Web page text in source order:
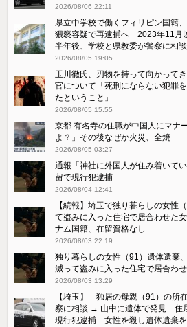
2026/08/06 22:11
県立中学校で働くフィリピン国籍
猥褻容疑で再逮捕へ 2023年11月
半年後、学校と県教委が警察に相談
2026/08/05 19:05
玉川徹氏、刃物を持って向かって
官について「死刑にならない犯罪
たということ」
2026/08/05 15:55
京都 有名寺の住職が中国人にマナ
よ？」その後なぜか火災、全焼
2026/08/05 03:27
通報「神社に外国人が住み着いて
留で現行犯逮捕
2026/08/04 12:41
【続報】埼玉で独り暮らしの女性
て盗みに入った住宅で居合わせた
ナム国籍、在留資格なし
2026/08/03 22:19
独り暮らしの女性（91）遺体遺棄
減って盗みに入った住宅で居合わ
2026/08/03 13:29
【埼玉】「独居の母親（91）の所
察に相談 → 山中に遺体で発見 住
現行犯逮捕 女性を殺し遺体遺棄